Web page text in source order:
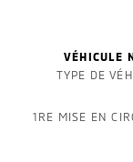
VÉHICULE
TYPE DE
1RE MISE EN